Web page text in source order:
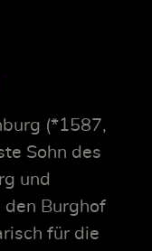
(*1587,
Sohn des
und
den Burghof
für die